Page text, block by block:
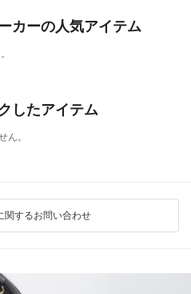
カーの人気アイテム
したアイテム
ん。
関するお問い合わせ